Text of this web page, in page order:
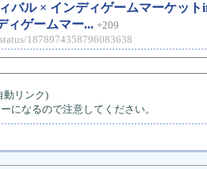
バル × インディゲームマーケッ
ィゲームマー... +209
1878974358796083638
動リンク)
になるので注意してください。